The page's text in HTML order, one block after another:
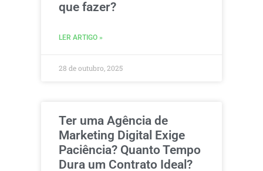
que fazer?
LER ARTIGO »
28 de outubro, 2025
Ter uma Agência de
Marketing Digital Exige
Paciência? Quanto Tempo
Dura um Contrato Ideal?